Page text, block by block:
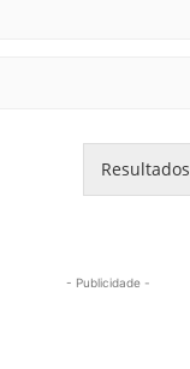
Resultados
- Publicidade -